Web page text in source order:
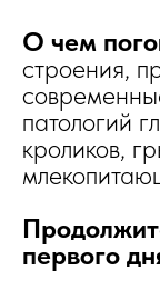
О чем
строения,
патологий
кроликов,
первого